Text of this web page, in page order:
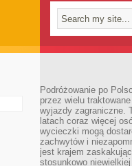
Podróżowanie po
przez wielu
wyjazdy zagraniczne.
latach coraz więcej
wycieczki mogą
zachwytów i
jest krajem
stosunkowo